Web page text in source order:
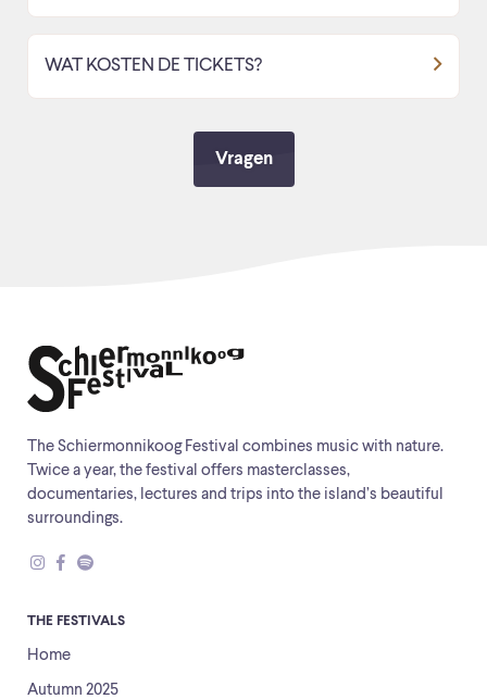
WAT KOSTEN DE TICKETS?
Vragen
The Schiermonnikoog Festival combines music with nature.
Twice a year, the festival offers masterclasses,
documentaries, lectures and trips into the island’s beautiful
surroundings.
THE FESTIVALS
Home
Autumn 2025